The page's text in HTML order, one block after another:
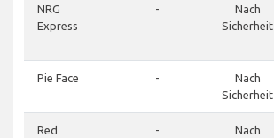
NRG
Express
-
Nach
Sicherheit
Pie Face -
Nach
Sicherheit
Red
-
Nach